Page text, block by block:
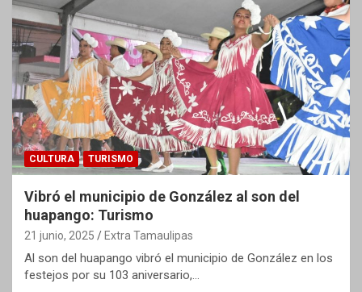
CULTURA TURISMO
Vibró el municipio de González al son del
huapango: Turismo
21 junio, 2025 Extra Tamaulipas
Al son del huapango vibró el municipio de González en los
festejos por su 103 aniversario,…